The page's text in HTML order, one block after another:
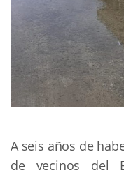
A seis años de
de vecinos del